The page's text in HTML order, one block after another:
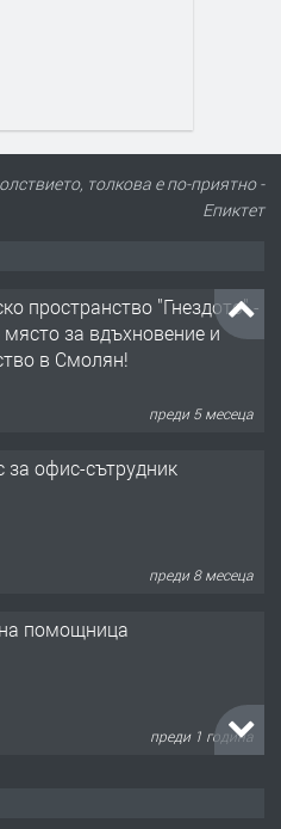
толкова е по-приятно -
Епиктет
пространство "Гнездото" -
за вдъхновение и
в Смолян!
преди 5 месеца
за офис-сътрудник
преди 8 месеца
помощница
преди 1 година